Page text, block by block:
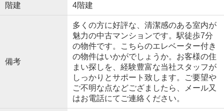
階建 4階建
備考
多くの方に好評な、清潔感のある室内が
魅力の中古マンションです。駅徒歩7分
の物件です。こちらのエレベーター付き
の物件はいかがでしょうか。お客様の住
まい探しを、経験豊富な当社スタッフが
しっかりとサポート致します。ご要望や
ご不明な点などござましたら、メール又
はお電話にてご連絡ください。